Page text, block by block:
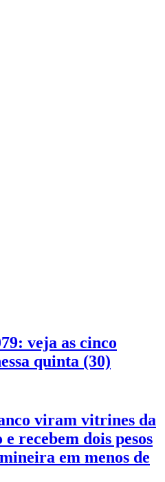
veja as cinco
quinta (30)
viram vitrines da
recebem dois pesos
em menos de